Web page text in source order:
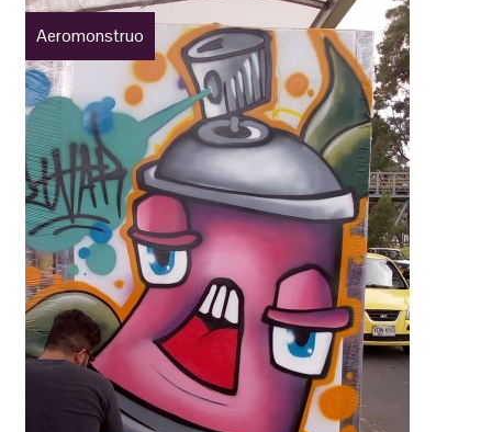
Aeromonstruo